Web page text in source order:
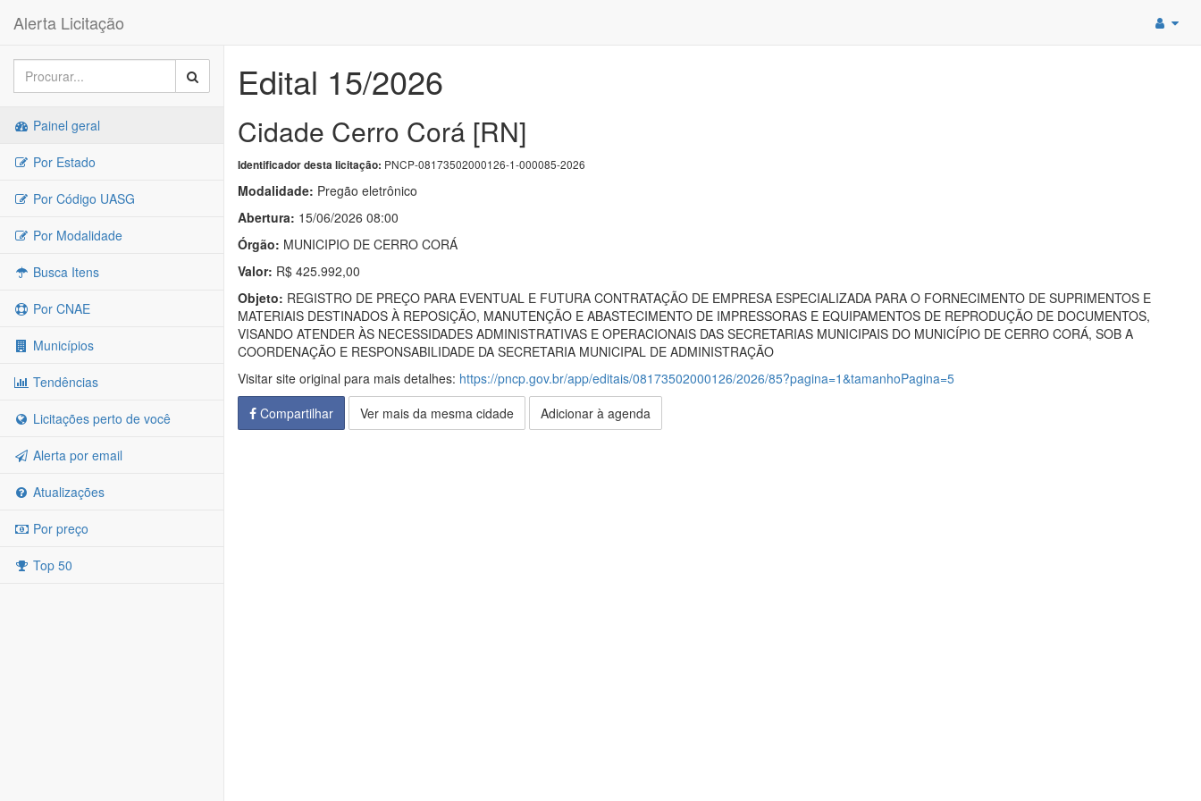
Alerta Licitação
Painel geral
Por Estado
Por Código UASG
Por Modalidade
Busca Itens
Por CNAE
Municípios
Tendências
Licitações perto de você
Alerta por email
Atualizações
Por preço
Top 50
Edital 15/2026
Cidade Cerro Corá [RN]
Identificador desta licitação: PNCP-08173502000126-1-000085-2026
Modalidade: Pregão eletrônico
Abertura: 15/06/2026 08:00
Órgão: MUNICIPIO DE CERRO CORÁ
Valor: R$ 425.992,00
Objeto: REGISTRO DE PREÇO PARA EVENTUAL E FUTURA CONTRATAÇÃO DE EMPRESA ESPECIALIZADA PARA O FORNECIMENTO DE SUPRIMENTOS E
MATERIAIS DESTINADOS À REPOSIÇÃO, MANUTENÇÃO E ABASTECIMENTO DE IMPRESSORAS E EQUIPAMENTOS DE REPRODUÇÃO DE DOCUMENTOS,
VISANDO ATENDER ÀS NECESSIDADES ADMINISTRATIVAS E OPERACIONAIS DAS SECRETARIAS MUNICIPAIS DO MUNICÍPIO DE CERRO CORÁ, SOB A
COORDENAÇÃO E RESPONSABILIDADE DA SECRETARIA MUNICIPAL DE ADMINISTRAÇÃO
Visitar site original para mais detalhes: https://pncp.gov.br/app/editais/08173502000126/2026/85?pagina=1&tamanhoPagina=5
Compartilhar
Ver mais da mesma cidade Adicionar à agenda